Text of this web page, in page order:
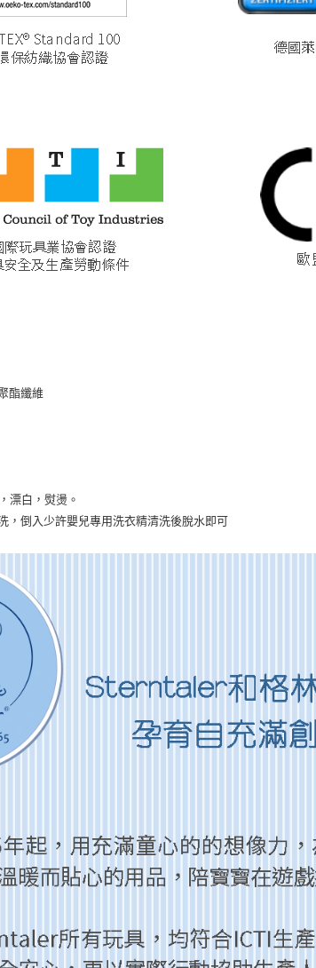
酯纖維
漂白，熨燙。
，倒入少許嬰兒專用洗衣精清洗後脫水即可